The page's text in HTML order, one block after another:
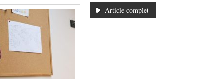
Article complet